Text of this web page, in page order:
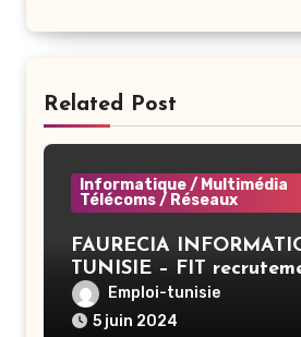
Related Post
Informatique / Multimédia
Télécoms / Réseaux
FAURECIA
TUNISIE – FIT
– System Administrator
BAC+3 (CIVP) – Tunis
Emploi-tunisie
5 juin 2024